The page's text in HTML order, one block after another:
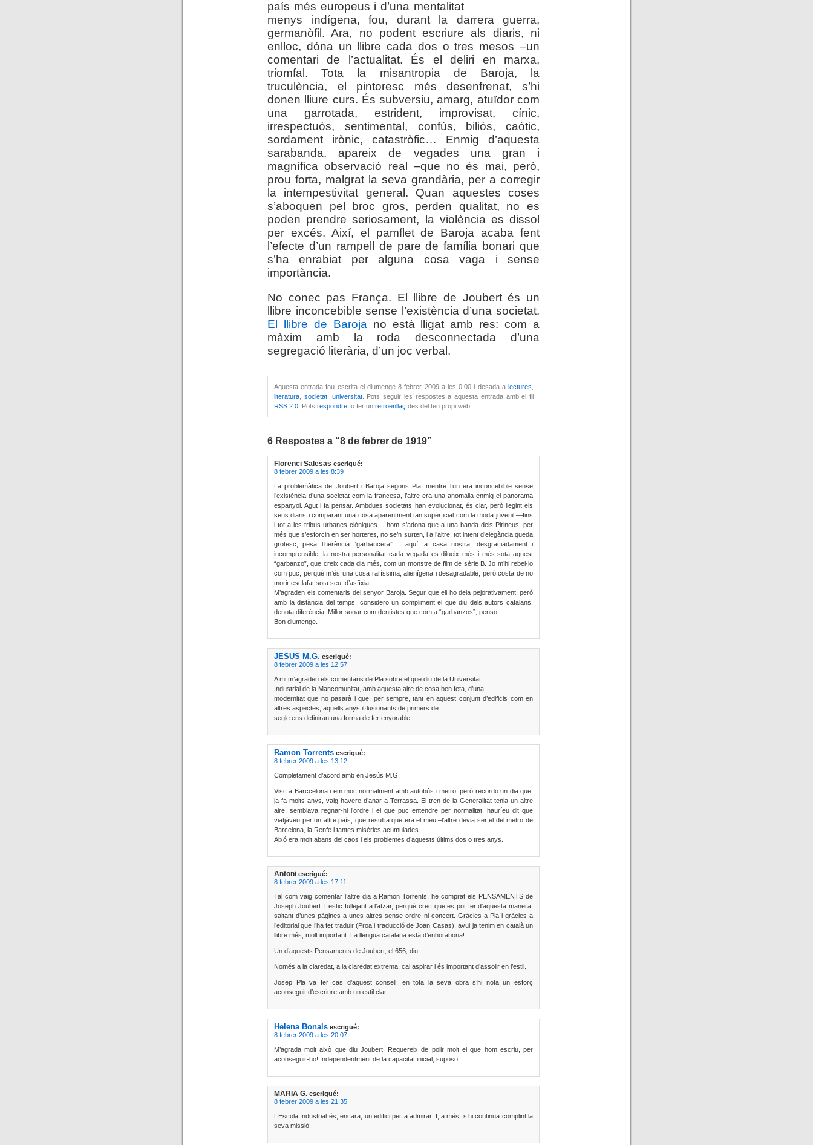
país més europeus i d’una mentalitat
menys indígena, fou, durant la darrera guerra,
germanòfil. Ara, no podent escriure als diaris, ni
enlloc, dóna un llibre cada dos o tres mesos –un
comentari de l’actualitat. És el deliri en marxa,
triomfal. Tota la misantropia de Baroja, la
truculència, el pintoresc més desenfrenat, s’hi
donen lliure curs. És subversiu, amarg, atuïdor com
una garrotada, estrident, improvisat, cínic,
irrespectuós, sentimental, confús, biliós, caòtic,
sordament irònic, catastròfic… Enmig d’aquesta
sarabanda, apareix de vegades una gran i
magnífica observació real –que no és mai, però,
prou forta, malgrat la seva grandària, per a corregir
la intempestivitat general. Quan aquestes coses
s’aboquen pel broc gros, perden qualitat, no es
poden prendre seriosament, la violència es dissol
per excés. Així, el pamflet de Baroja acaba fent
l’efecte d’un rampell de pare de família bonari que
s’ha enrabiat per alguna cosa vaga i sense
importància.
No conec pas França. El llibre de Joubert és un
llibre inconcebible sense l’existència d’una societat.
El llibre de Barojano està lligat amb res: com a
màxim amb la roda desconnectada d’una
segregació literària, d’un joc verbal.
Aquesta entrada fou escrita el diumenge 8 febrer 2009 a les 0:00 i desada a lectures,
literatura
societat, universitat. Pots seguir les respostes a aquesta entrada amb el fil
RSS 2.0 . Pots respondre , o fer un retroenllaç des del teu propi web.
6 Respostes a “8 de febrer de 1919”
Florenci Salesas escrigué:
8 febrer 2009 a les 8:39
La problemàtica de Joubert i Baroja segons Pla: mentre l’un era inconcebible sense
l’existència d’una societat com la francesa, l’altre era una anomalia enmig el panorama
espanyol. Agut i fa pensar. Ambdues societats han evolucionat, és clar, però llegint els
seus diaris i comparant una cosa aparentment tan superficial com la moda juvenil —fins
i tot a les tribus urbanes clòniques— hom s’adona que a una banda dels Pirineus, per
més que s’esforcin en ser horteres, no se’n surten, i a l’altre, tot intent d’elegància queda
grotesc, pesa l’herència “garbancera”. I aquí, a casa nostra, desgraciadament i
incomprensible, la nostra personalitat cada vegada es dilueix més i més sota aquest
“garbanzo”, que creix cada dia més, com un monstre de film de sèrie B. Jo m’hi rebel·lo
com puc, perquè m’és una cosa raríssima, alienígena i desagradable, però costa de no
morir esclafat sota seu, d’asfíxia.
M’agraden els comentaris del senyor Baroja. Segur que ell ho deia pejorativament, però
amb la distància del temps, considero un compliment el que diu dels autors catalans,
denota diferència: Millor sonar com dentistes que com a “garbanzos”, penso.
Bon diumenge.
JESUS M.G. escrigué:
8 febrer 2009 a les 12:57
A mi m’agraden els comentaris de Pla sobre el que diu de la Universitat
Industrial de la Mancomunitat, amb aquesta aire de cosa ben feta, d’una
modernitat que no pasarà i que, per sempre, tant en aquest conjunt d’edificis com en
altres aspectes, aquells anys il·lusionants de primers de
segle ens definiran una forma de fer enyorable…
Ramon Torrents escrigué:
8 febrer 2009 a les 13:12
Completament d’acord amb en Jesús M.G.
Visc a Barccelona i em moc normalment amb autobús i metro, però recordo un dia que,
ja fa molts anys, vaig havere d’anar a Terrassa. El tren de la Generalitat tenia un altre
aire, semblava regnar-hi l’ordre i el que puc entendre per normalitat, hauríeu dit que
viatjàveu per un altre país, que resullta que era el meu –l’altre devia ser el del metro de
Barcelona, la Renfe i tantes misèries acumulades.
Aixó era molt abans del caos i els problemes d’aquests últims dos o tres anys.
Antoni escrigué:
8 febrer 2009 a les 17:11
Tal com vaig comentar l’altre dia a Ramon Torrents, he comprat els PENSAMENTS de
Joseph Joubert. L’estic fullejant a l’atzar, perquè crec que es pot fer d’aquesta manera,
saltant d’unes pàgines a unes altres sense ordre ni concert. Gràcies a Pla i gràcies a
l’editorial que l’ha fet traduir (Proa i traducció de Joan Casas), avui ja tenim en català un
llibre més, molt important. La llengua catalana està d’enhorabona!
Un d’aquests Pensaments de Joubert, el 656, diu:
Només a la claredat, a la claredat extrema, cal aspirar i és important d’assolir en l’estil.
Josep Pla va fer cas d’aquest consell: en tota la seva obra s’hi nota un esforç
aconseguit d’escriure amb un estil clar.
Helena Bonals escrigué:
8 febrer 2009 a les 20:07
M’agrada molt això que diu Joubert. Requereix de polir molt el que hom escriu, per
aconseguir-ho! Independentment de la capacitat inicial, suposo.
MARIA G. escrigué:
8 febrer 2009 a les 21:35
L’Escola Industrial és, encara, un edifici per a admirar. I, a més, s’hi continua complint la
seva missió.